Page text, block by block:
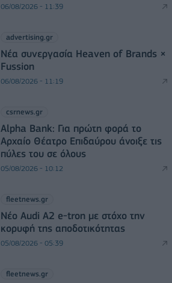
06/08/2026 - 11:39
advertising.gr
Νέα συνεργασία Heaven of Brands ×
Fussion
06/08/2026 - 11:19
csrnews.gr
Alpha Bank: Για πρώτη φορά το
Αρχαίο Θέατρο Επιδαύρου άνοιξε τις
πύλες του σε όλους
05/08/2026 - 10:12
fleetnews.gr
Νέο Audi A2 e-tron με στόχο την
κορυφή της αποδοτικότητας
05/08/2026 - 05:39
fleetnews.gr